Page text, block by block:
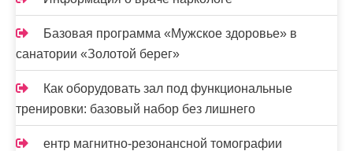
п
и
с
е
й
Базовая программа «Мужское здоровье» в
санатории «Золотой берег»
Как оборудовать зал под функциональные
тренировки: базовый набор без лишнего
ентр магнитно-резонансной томографии